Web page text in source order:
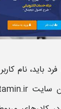
باید، نام